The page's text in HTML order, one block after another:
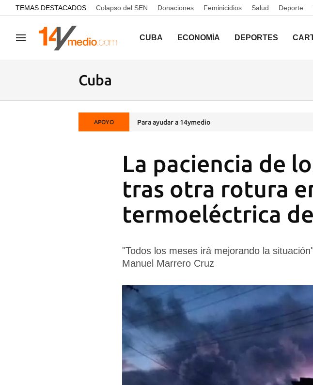
common.go-to-content
TEMAS DESTACADOS Colapso del SEN Donaciones Feminicidios Salud Deporte
Navegación CUBA ECONOMÍA DEPORTES
Cuba
APOYO Para ayudar a 14ymedio
La paciencia de
tras otra rotura
termoeléctrica
"Todos los meses irá mejorando la
Manuel Marrero Cruz